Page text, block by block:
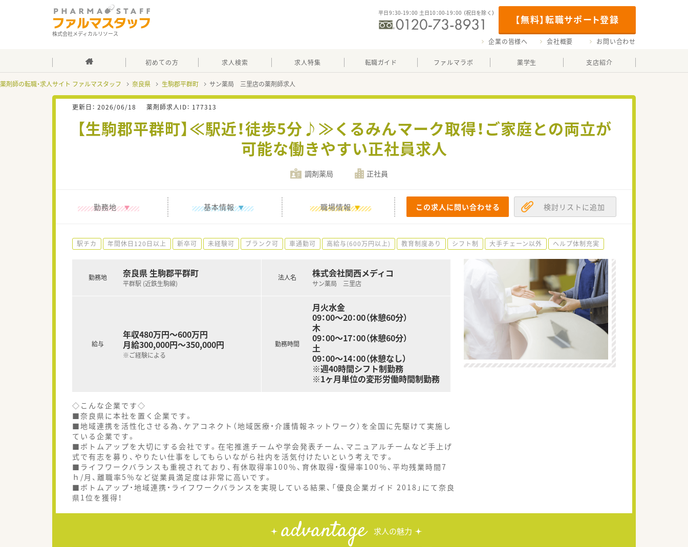
株式会社メディカルリソース
【無料】転職サポート登録
平日9：30-19：00 土日10：00-19：00 （祝日を除く）
企業の皆様へ 会社概要 お問い合わせ
初めての方 求人検索 求人特集 転職ガイド ファルマラボ 薬学生 支店紹介
薬剤師の転職・求人サイト ファルマスタッフ 奈良県 生駒郡平群町 サン薬局 三里店の薬剤師求人
更新日： 2026/06/18 薬剤師求人ID： 177313
【生駒郡平群町】≪駅近！徒歩5分♪≫くるみんマーク取得！ご家庭との両立が
可能な働きやすい正社員求人
調剤薬局 正社員
勤務地 基本情報 職場情報 この求人に問い合わせる 検討リストに追加
駅チカ 年間休日120日以上 新卒可 未経験可 ブランク可 車通勤可 高給与(600万円以上) 教育制度あり シフト制 大手チェーン以外 ヘルプ体制充実
勤務地 奈良県 生駒郡平群町
平群駅 (近鉄生駒線)
給与
年収480万円～600万円
月給300,000円～350,000円
※ご経験による
法人名 株式会社関西メディコ
サン薬局 三里店
勤務時間
月火水金
09：00～20：00（休憩60分）
木
09：00～17：00（休憩60分）
土
09：00～14：00（休憩なし）
※週40時間シフト制勤務
※1ヶ月単位の変形労働時間制勤務
◇こんな企業です◇
■奈良県に本社を置く企業です。
■地域連携を活性化させる為、ケアコネクト（地域医療・介護情報ネットワーク）を全国に先駆けて実施し
ている企業です。
■ボトムアップを大切にする会社です。在宅推進チームや学会発表チーム、マニュアルチームなど手上げ
式で有志を募り、やりたい仕事をしてもらいながら社内を活気付けたいという考えです。
■ライフワークバランスも重視されており、有休取得率100％、育休取得・復帰率100％、平均残業時間7
ｈ/月、離職率5％など従業員満足度は非常に高いです。
■ボトムアップ・地域連携・ライフワークバランスを実現している結果、「優良企業ガイド 2018」にて奈良
県1位を獲得！
advantage 求人の魅力